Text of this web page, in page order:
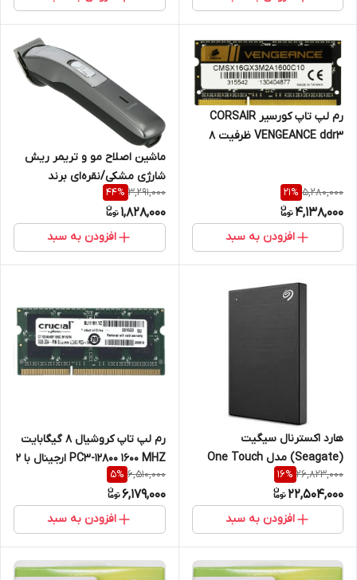
رم لپ تاپ کورسیر CORSAIR
VENGEANCE ddr3 ظرفیت 8
5,280,000
21%
4,138,000
افزودن به سبد
ماشین اصلاح مو و تریمر ریش
شارژی مشکی/نقره‌ای برند
olsenmark مدل omtr4061
3,291,000
44%
1,828,000
افزودن به سبد
هارد اکسترنال سیگیت
(Seagate) مدل One Touch
ظرفیت 2 ترابایت
26,823,000
16%
22,504,000
افزودن به سبد
رم لپ تاپ کروشیال 8 گیگابایت
PC3-12800 1600 MHZ ارجینال با 2
سال گارانتی
6,510,000
5%
6,179,000
افزودن به سبد